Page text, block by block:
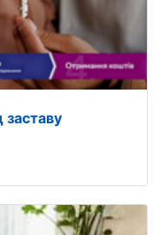
заставу